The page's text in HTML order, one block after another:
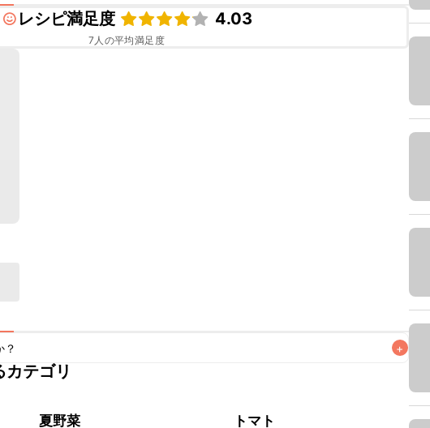
レシピ満足度
4.03
7 人の平均満足度
？ +
目安です。なるべくお早めにお召し上がりください。
テゴリ
夏野菜 トマト